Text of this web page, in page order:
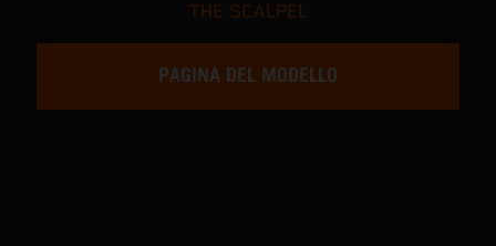
THE SCALPEL
PAGINA DEL MODELLO